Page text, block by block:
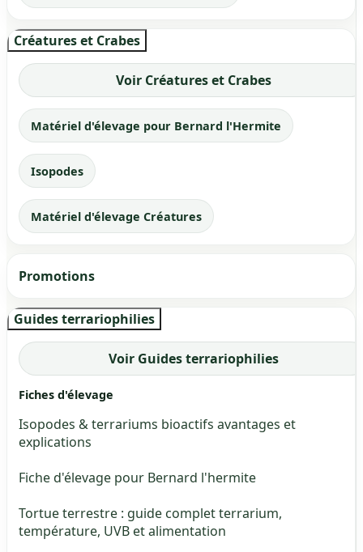
Créatures et Crabes
Voir Créatures et Crabes
Matériel d'élevage pour Bernard l'Hermite
Isopodes
Matériel d'élevage Créatures
Promotions
Guides terrariophilies
Voir Guides terrariophilies
Fiches d'élevage
Isopodes & terrariums bioactifs avantages et
explications
Fiche d'élevage pour Bernard l'hermite
Tortue terrestre : guide complet terrarium,
température, UVB et alimentation